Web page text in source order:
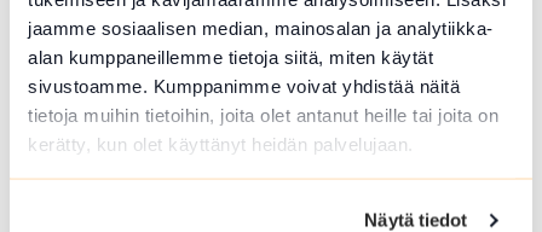
jaamme sosiaalisen median, mainosalan ja analytiikka-
alan kumppaneillemme tietoja siitä, miten käytät
sivustoamme. Kumppanimme voivat yhdistää näitä
tietoja muihin tietoihin, joita olet antanut heille tai joita on
kerätty, kun olet käyttänyt heidän palvelujaan.
Näytä tiedot
ee kävellen. Tämä reitti sopii kaikenikäisille ja
-kuntoisille retkeilijöille. Helppokulkuinen reit
ti kuljettaa...
Lue lisää luontokohteesta Kävelyreitti
array(0) { }